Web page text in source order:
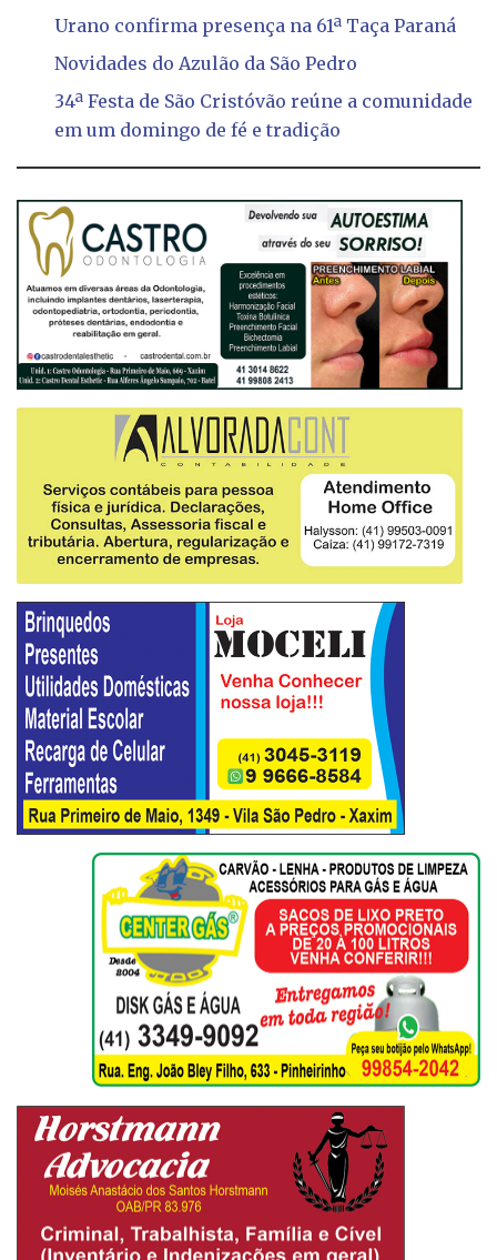
Urano confirma presença na 61ª Taça Paraná
Novidades do Azulão da São Pedro
34ª Festa de São Cristóvão reúne a comunidade
em um domingo de fé e tradição